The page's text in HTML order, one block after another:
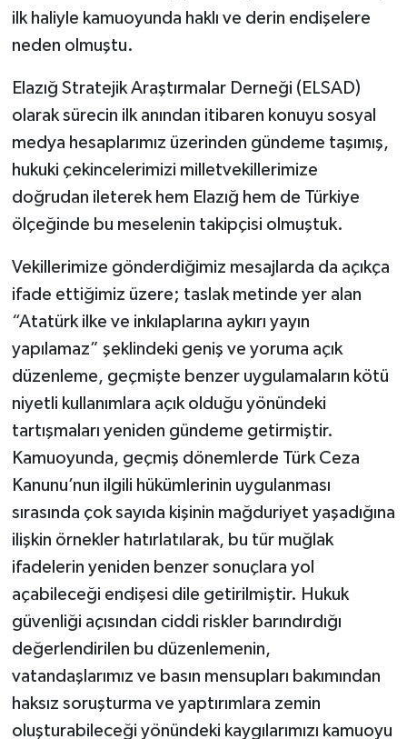
ilk haliyle kamuoyunda haklı ve derin endişelere
neden olmuştu.
Elazığ Stratejik Araştırmalar Derneği (ELSAD)
olarak sürecin ilk anından itibaren konuyu sosyal
medya hesaplarımız üzerinden gündeme taşımış,
hukuki çekincelerimizi milletvekillerimize
doğrudan ileterek hem Elazığ hem de Türkiye
ölçeğinde bu meselenin takipçisi olmuştuk.
Vekillerimize gönderdiğimiz mesajlarda da açıkça
ifade ettiğimiz üzere; taslak metinde yer alan
“Atatürk ilke ve inkılaplarına aykırı yayın
yapılamaz” şeklindeki geniş ve yoruma açık
düzenleme, geçmişte benzer uygulamaların kötü
niyetli kullanımlara açık olduğu yönündeki
tartışmaları yeniden gündeme getirmiştir.
Kamuoyunda, geçmiş dönemlerde Türk Ceza
Kanunu’nun ilgili hükümlerinin uygulanması
sırasında çok sayıda kişinin mağduriyet yaşadığına
ilişkin örnekler hatırlatılarak, bu tür muğlak
ifadelerin yeniden benzer sonuçlara yol
açabileceği endişesi dile getirilmiştir. Hukuk
güvenliği açısından ciddi riskler barındırdığı
değerlendirilen bu düzenlemenin,
vatandaşlarımız ve basın mensupları bakımından
haksız soruşturma ve yaptırımlara zemin
oluşturabileceği yönündeki kaygılarımızı kamuoyu
SPOR
TEKNOLOJİ
YAŞAM